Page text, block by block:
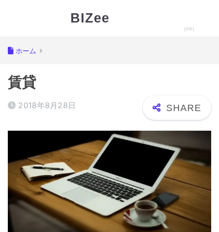
BIZee
ホーム
賃貸
2018年8月28日